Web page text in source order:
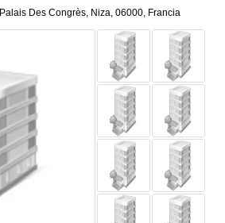
Palais Des Congrès, Niza,06000, Francia